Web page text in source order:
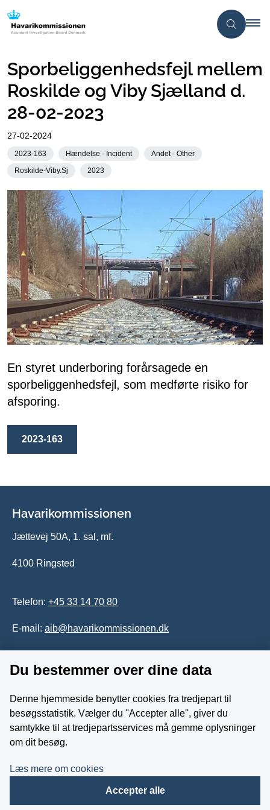
Sporbeliggenhedsfejl mellem
Roskilde og Viby Sjælland d.
28-02-2023
27-02-2024
2023-163 Hændelse - Incident
Andet - Other
Roskilde-Viby.Sj
2023
En styret underboring forårsagede en
sporbeliggenhedsfejl, som medførte risiko for
afsporing.
2023-163
Havarikommissionen
Jættevej 50A, 1. sal, mf.
4100 Ringsted
Telefon: +45 33 14 70 80
E-mail: aib@havarikommissionen.dk
Tilgængelighedserklæring
Whistleblowerordning
Følg os på YouTube
Du bestemmer over dine data
Denne hjemmeside benytter cookies fra tredjepart til
besøgsstatistik. Vælger du ''Accepter alle'', giver du
samtykke til at tredjepartsservices må gemme oplysninger
om dit besøg.
Læs mere om cookies
Accepter alle